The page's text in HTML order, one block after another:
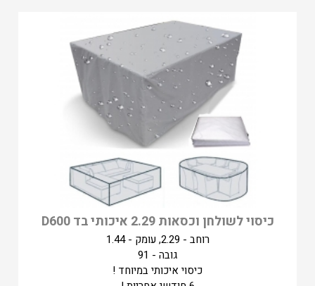
כיסוי לשולחן וכסאות 2.29 איכותי בד D600
רוחב - 2.29, עומק - 1.44
גובה - 91
כיסוי איכותי במיוחד !